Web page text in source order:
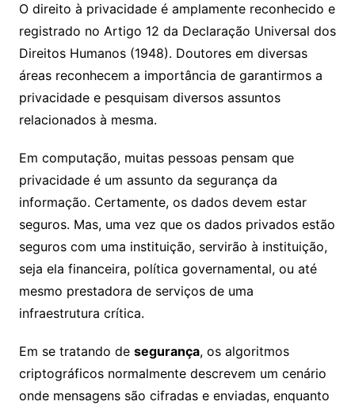
O direito à privacidade é amplamente reconhecido e
registrado no Artigo 12 da Declaração Universal dos
Direitos Humanos (1948). Doutores em diversas
áreas reconhecem a importância de garantirmos a
privacidade e pesquisam diversos assuntos
relacionados à mesma.
Em computação, muitas pessoas pensam que
privacidade é um assunto da segurança da
informação. Certamente, os dados devem estar
seguros. Mas, uma vez que os dados privados estão
seguros com uma instituição, servirão à instituição,
seja ela financeira, política governamental, ou até
mesmo prestadora de serviços de uma
infraestrutura crítica.
Em se tratando de segurança, os algoritmos
criptográficos normalmente descrevem um cenário
onde mensagens são cifradas e enviadas, enquanto